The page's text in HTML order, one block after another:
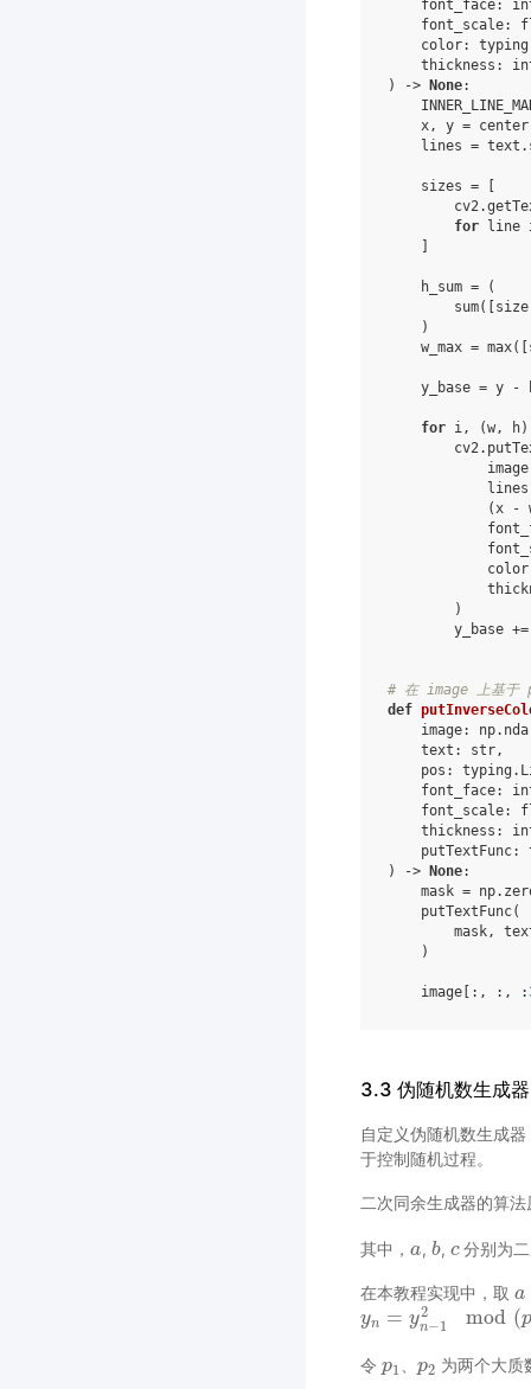
font_face:
font_scale:
color: typing
thickness :
)
-> None:
x, y = center
lines = text .
sizes =
cv2.
for
line
h_sum =
(
sum([ size
)
w_max = max([
y_base = y -
for i, (w, h)
cv2.
image
lines
(x -
color
)
y_base +=
# 在 image 上基于
def
image: np.
text : str,
pos : typing .
font_face:
font_scale:
thickness :
putTextFunc:
)
-> None:
mask = np.
putTextFunc(
mask,
)
image [:, :, :
3.3 伪随机数生成器
自定义伪随机数生成
于控制随机过程。
二次同余生成器的算
其中， a
a, b
b, c
c分别为
在本教程实现中，取 a
a
yn = y2
n−1 mod (
yn =yn −1 mod(p1∗p
令 p1
p1 p2
p2 为两个大质